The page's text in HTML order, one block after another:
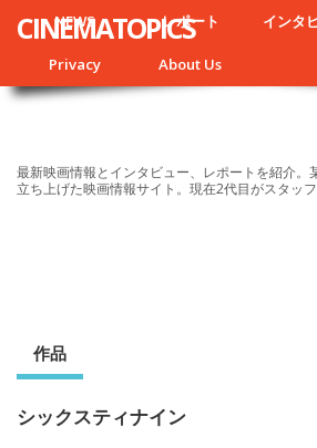
NEWS レポート インタ
Privacy About Us
CINEMATOPICS
最新映画情報とインタビュー、レポートを紹介。
立ち上げた映画情報サイト。現在2代目がスタッ
作品
シックスティナイン